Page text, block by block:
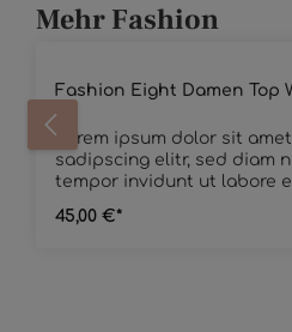
et dolore magna aliquyam
no sea takimata sanctus
sit amet.
Mehr Fashion
Fashion Eight Damen Top
Lorem ipsum dolor sit
sadipscing elitr, sed diam
tempor invidunt ut labore
accusam et justo duo
45,00 €*